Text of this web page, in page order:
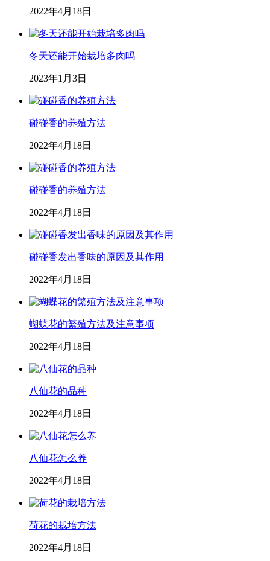
2022年4月18日
冬天还能开始栽培多肉吗
2023年1月3日
碰碰香的养殖方法
2022年4月18日
碰碰香的养殖方法
2022年4月18日
碰碰香发出香味的原因及其作用
2022年4月18日
蝴蝶花的繁殖方法及注意事项
2022年4月18日
八仙花的品种
2022年4月18日
八仙花怎么养
2022年4月18日
荷花的栽培方法
2022年4月18日